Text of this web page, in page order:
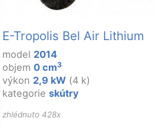
E-Tropolis Bel Air Lithium
model 2014
objem 0 cm3
výkon 2,9 kW (4 k)
kategorie skútry
zhlédnuto 428x